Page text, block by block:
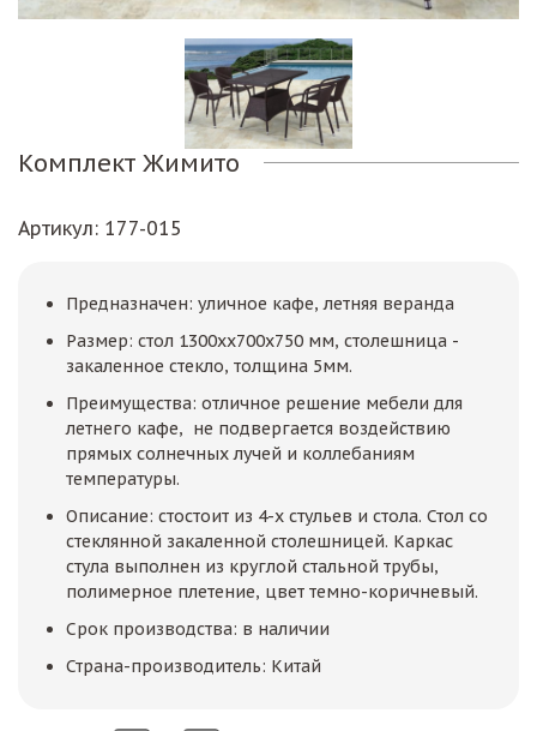
Комплект Жимито
Артикул: 177-015
Предназначен: уличное кафе, летняя веранда
Размер: стол 1300xх700х750 мм, столешница -
закаленное стекло, толщина 5мм.
Преимущества: отличное решение мебели для
летнего кафе, не подвергается воздействию
прямых солнечных лучей и коллебаниям
температуры.
Описание: стостоит из 4-х стульев и стола. Стол со
стеклянной закаленной столешницей. Каркас
стула выполнен из круглой стальной трубы,
полимерное плетение, цвет темно-коричневый.
Срок производства: в наличии
Страна-производитель: Китай